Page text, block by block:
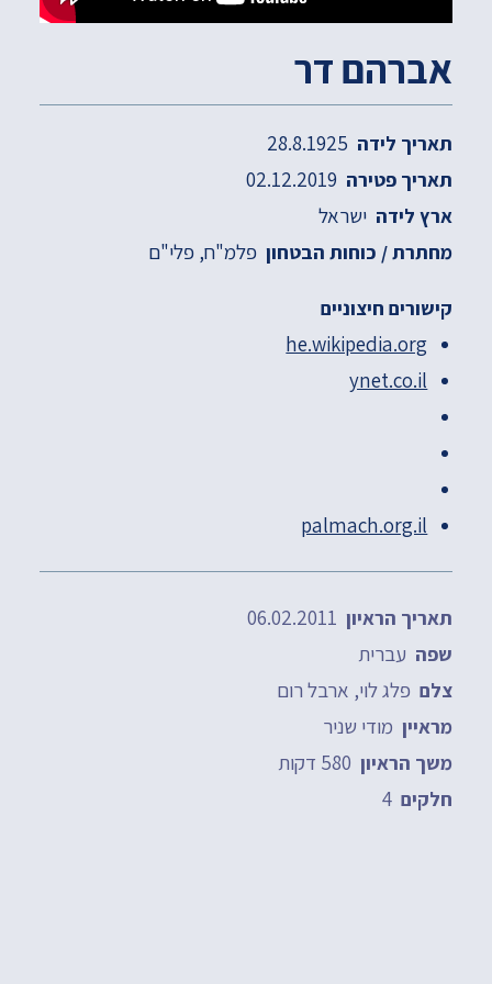
אברהם דר
תאריך לידה
תאריך פטירה
ארץ לידה ישראל
מחתרת / כוחות הבטחון פלמ"ח פלי"ם
קישורים חיצוניים
he.wikipedia.org
ynet.co.il
palmach.org.il
תאריך הראיון
שפה עברית
צלם פלג לוי, ארבל רום
מראיין מודי שניר
משך הראיון
חלקים 4